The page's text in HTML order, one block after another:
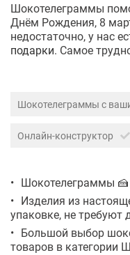
Шокотелеграммы
Днём Рождения, 8
недостаточно, у нас
подарки. Самое
Шокотелеграммы с
Онлайн-конструктор
Шокотелеграммы 🍰
Изделия из
упаковке, не требуют
Большой выбор
товаров в категории